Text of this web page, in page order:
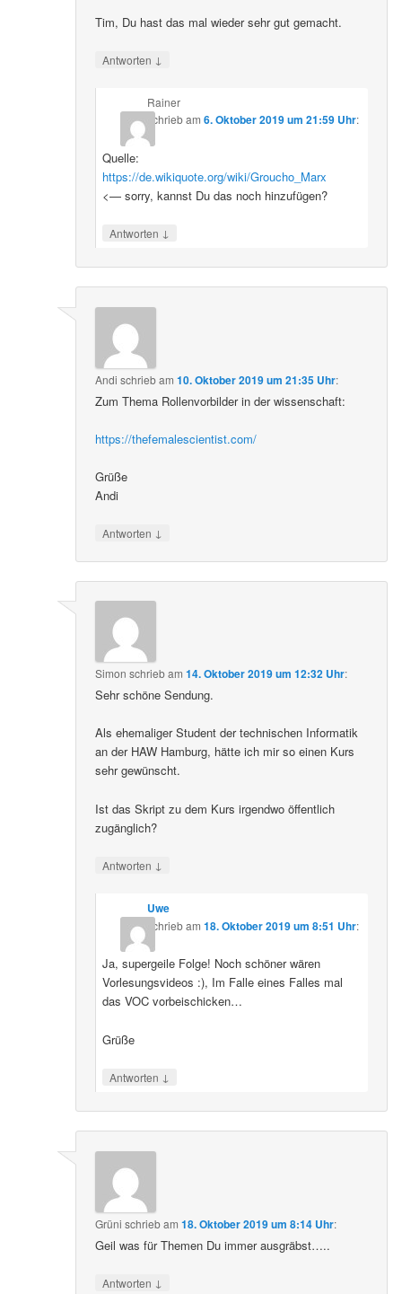
Tim, Du hast das mal wieder sehr gut gemacht.
Antworten ↓
Rainer
schriebam 6. Oktober 2019 um 21:59 Uhr:
Quelle:
https://de.wikiquote.org/wiki/Groucho_Marx
<— sorry, kannst Du das noch hinzufügen?
Antworten ↓
Andi schriebam10. Oktober 2019 um 21:35 Uhr:
Zum Thema Rollenvorbilder in der wissenschaft:
https://thefemalescientist.com/
Grüße
Andi
Antworten ↓
Simon schriebam14. Oktober 2019 um 12:32 Uhr:
Sehr schöne Sendung.
Als ehemaliger Student der technischen Informatik
an der HAW Hamburg, hätte ich mir so einen Kurs
sehr gewünscht.
Ist das Skript zu dem Kurs irgendwo öffentlich
zugänglich?
Antworten ↓
Uwe
schriebam 18. Oktober 2019 um 8:51 Uhr:
Ja, supergeile Folge! Noch schöner wären
Vorlesungsvideos :), Im Falle eines Falles mal
das VOC vorbeischicken…
Grüße
Antworten ↓
Grüni schriebam18. Oktober 2019 um 8:14 Uhr:
Geil was für Themen Du immer ausgräbst…..
Antworten ↓